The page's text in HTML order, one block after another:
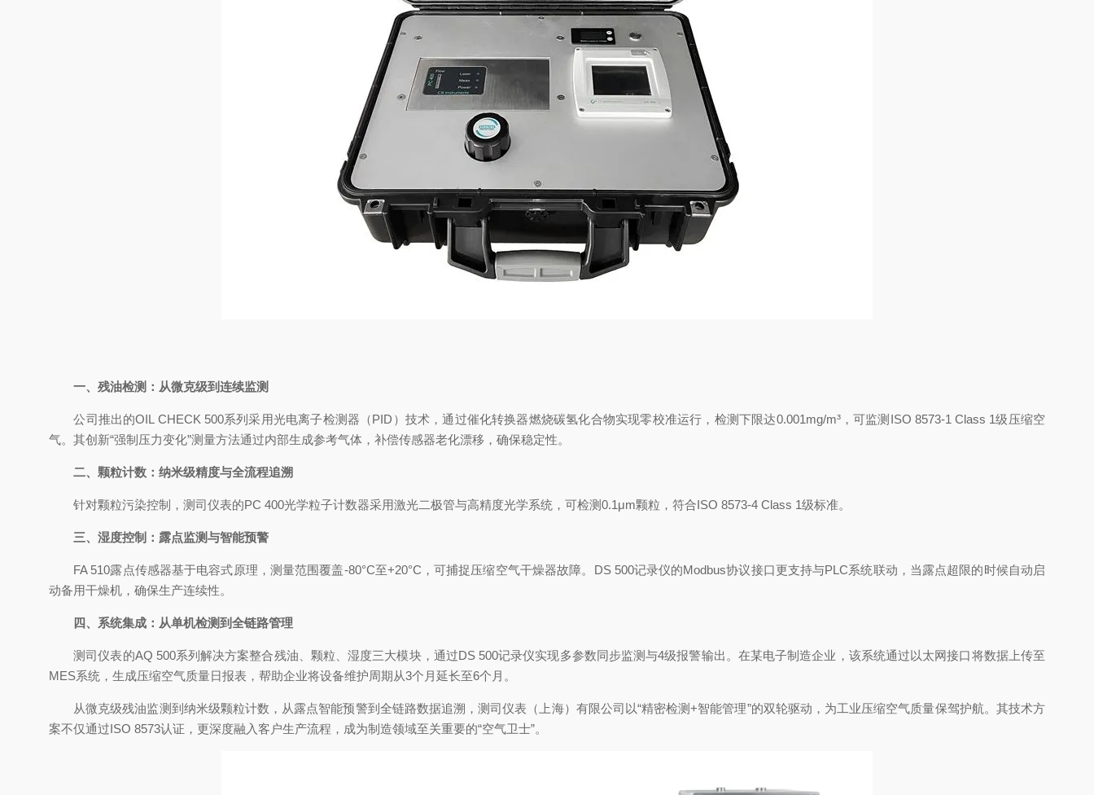
一、残油检测：从微克级到连续监测
公司推出的OIL CHECK 500系列采用光电离子检测器（PID）技术，通过催化转换器燃烧碳氢化合物实现零校准运行，检测下限达0.001mg/m³，可监测ISO 8573-1 Class 1级压缩空
气。其创新“强制压力变化”测量方法通过内部生成参考气体，补偿传感器老化漂移，确保稳定性。
二、颗粒计数：纳米级精度与全流程追溯
针对颗粒污染控制，测司仪表的PC 400光学粒子计数器采用激光二极管与高精度光学系统，可检测0.1μm颗粒，符合ISO 8573-4 Class 1级标准。
三、湿度控制：露点监测与智能预警
FA 510露点传感器基于电容式原理，测量范围覆盖-80°C至+20°C，可捕捉压缩空气干燥器故障。DS 500记录仪的Modbus协议接口更支持与PLC系统联动，当露点超限的时候自动启
动备用干燥机，确保生产连续性。
四、系统集成：从单机检测到全链路管理
测司仪表的AQ 500系列解决方案整合残油、颗粒、湿度三大模块，通过DS 500记录仪实现多参数同步监测与4级报警输出。在某电子制造企业，该系统通过以太网接口将数据上传至
MES系统，生成压缩空气质量日报表，帮助企业将设备维护周期从3个月延长至6个月。
从微克级残油监测到纳米级颗粒计数，从露点智能预警到全链路数据追溯，测司仪表（上海）有限公司以“精密检测+智能管理”的双轮驱动，为工业压缩空气质量保驾护航。其技术方
案不仅通过ISO 8573认证，更深度融入客户生产流程，成为制造领域至关重要的“空气卫士”。